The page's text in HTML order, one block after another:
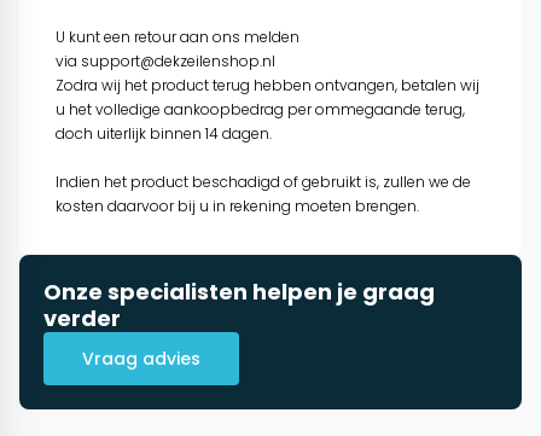
U kunt een retour aan ons melden
via support@dekzeilenshop.nl
Zodra wij het product terug hebben ontvangen, betalen wij
u het volledige aankoopbedrag per ommegaande terug,
doch uiterlijk binnen 14 dagen.
Indien het product beschadigd of gebruikt is, zullen we de
kosten daarvoor bij u in rekening moeten brengen.
Onze specialisten helpen je graag
verder
Vraag advies